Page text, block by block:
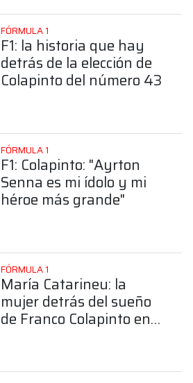
FÓRMULA 1
F1: la historia que hay
detrás de la elección de
Colapinto del número 43
FÓRMULA 1
F1: Colapinto: "Ayrton
Senna es mi ídolo y mi
héroe más grande"
FÓRMULA 1
María Catarineu: la
mujer detrás del sueño
de Franco Colapinto en